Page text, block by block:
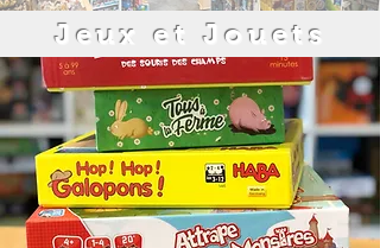
Jeux et Jouets